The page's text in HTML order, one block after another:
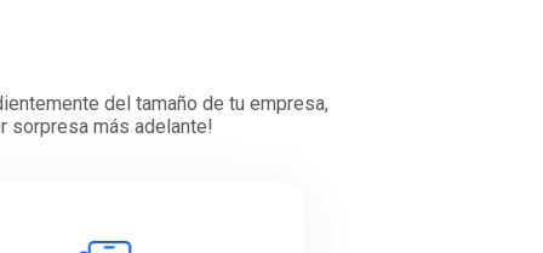
del tamaño de tu empresa,
sorpresa más adelante!